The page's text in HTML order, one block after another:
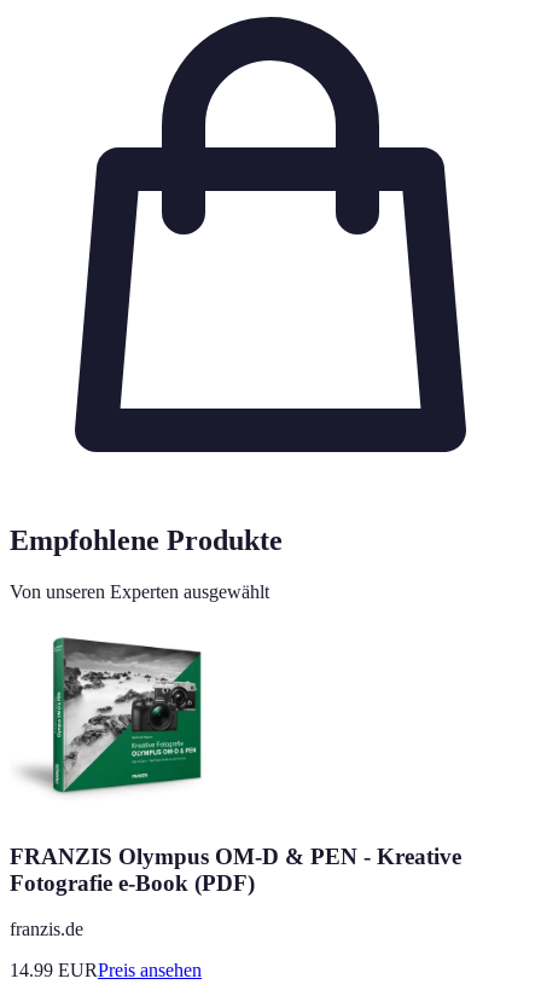
Empfohlene Produkte
Von unseren Experten ausgewählt
FRANZIS Olympus OM-D & PEN - Kreative
Fotografie e-Book (PDF)
franzis.de
14.99 EURPreis ansehen